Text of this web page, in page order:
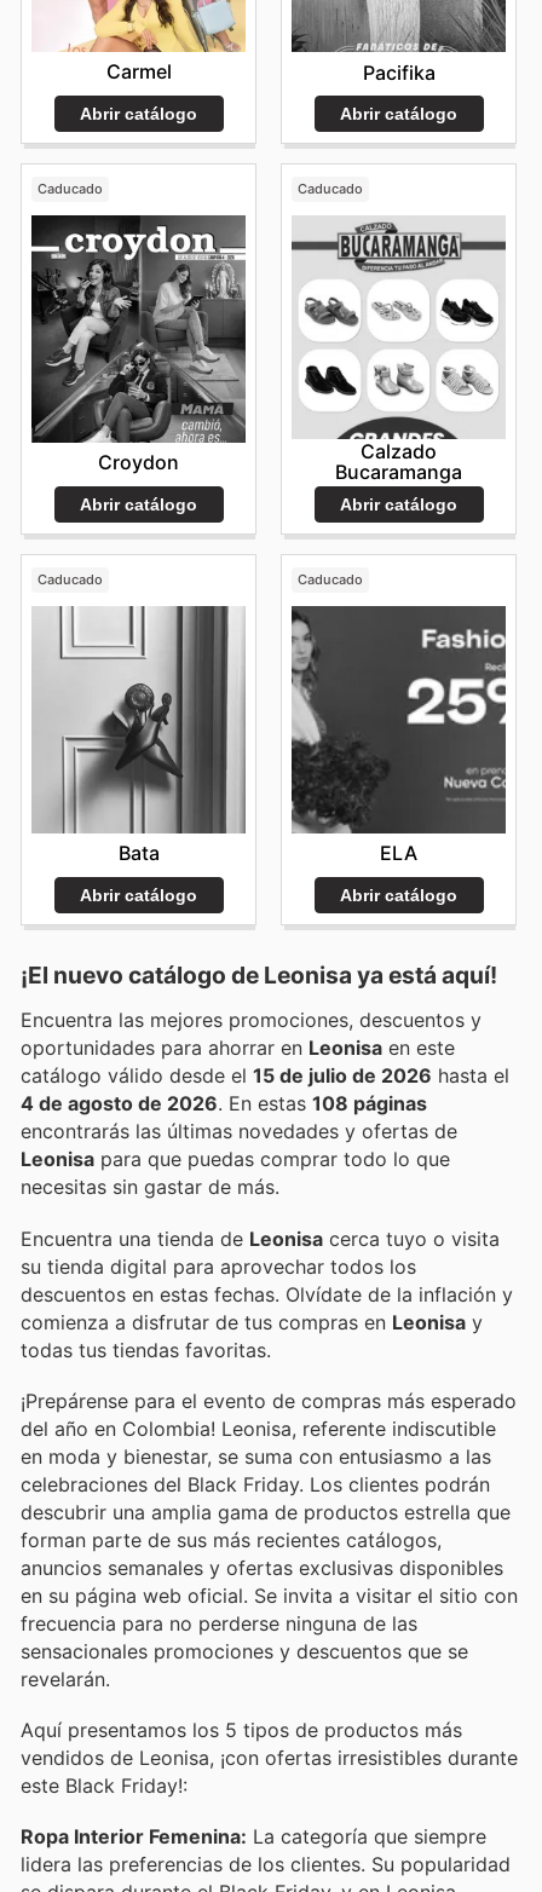
Carmel
Abrir catálogo
Pacifika
Abrir catálogo
Caducado
Croydon
Abrir catálogo
Caducado
Calzado
Bucaramanga
Abrir catálogo
Caducado
Bata
Abrir catálogo
Caducado
ELA
Abrir catálogo
¡El nuevo catálogo de Leonisa ya está aquí!
Encuentra las mejores promociones, descuentos y
oportunidades para ahorrar en Leonisa en este
catálogo válido desde el 15 de julio de 2026 hasta el
4 de agosto de 2026 . En estas 108 páginas
encontrarás las últimas novedades y ofertas de
Leonisa para que puedas comprar todo lo que
necesitas sin gastar de más.
Encuentra una tienda de Leonisa cerca tuyo o visita
su tienda digital para aprovechar todos los
descuentos en estas fechas. Olvídate de la inflación y
comienza a disfrutar de tus compras en Leonisa y
todas tus tiendas favoritas.
¡Prepárense para el evento de compras más esperado
del año en Colombia! Leonisa, referente indiscutible
en moda y bienestar, se suma con entusiasmo a las
celebraciones del Black Friday. Los clientes podrán
descubrir una amplia gama de productos estrella que
forman parte de sus más recientes catálogos,
anuncios semanales y ofertas exclusivas disponibles
en su página web oficial. Se invita a visitar el sitio con
frecuencia para no perderse ninguna de las
sensacionales promociones y descuentos que se
revelarán.
Aquí presentamos los 5 tipos de productos más
vendidos de Leonisa, ¡con ofertas irresistibles durante
este Black Friday!:
Ropa Interior Femenina: La categoría que siempre
lidera las preferencias de los clientes. Su popularidad